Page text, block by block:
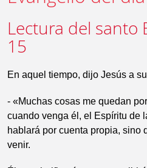
Lectura del santo
15
En aquel tiempo, dijo Jesús a
- «Muchas cosas me quedan
cuando venga él, el Espíritu de
hablará por cuenta propia, sino
venir.